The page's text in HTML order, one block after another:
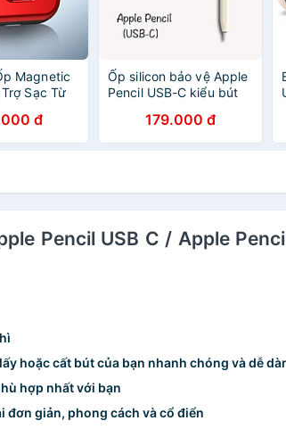
Magnetic
Sạc Từ
cho
2 - Hàng
đ
Ốp silicon bảo vệ Apple
Pencil USB-C kiểu bút
179.000 đ
Pencil USB C / Apple
hoặc cất bút của bạn nhanh chóng và dễ
hợp nhất với bạn
đơn giản, phong cách và cổ điển